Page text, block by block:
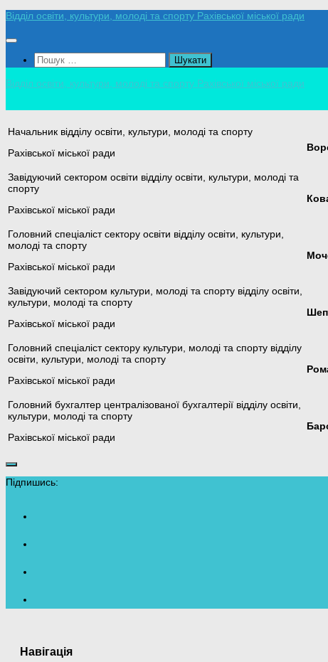
Skip
content
Відділ освіти, культури, молоді та спорту Рахівської міської ради
Пошук:
Відділ освіти, культури, молоді та спорту Рахівської міської ради
Начальник відділу освіти, культури, молоді та спорту
Рахівської міської ради
Завідуючий сектором освіти відділу освіти, культури, молоді та
спорту
Рахівської міської ради
Головний спеціаліст сектору освіти відділу освіти, культури,
молоді та спорту
Рахівської міської ради
Завідуючий сектором культури, молоді та спорту відділу освіти,
культури, молоді та спорту
Рахівської міської ради
Головний спеціаліст сектору культури, молоді та спорту відділу
освіти, культури, молоді та спорту
Рахівської міської ради
Головний бухгалтер централізованої бухгалтерії відділу освіти,
культури, молоді та спорту
Рахівської міської ради
Підпишись:
Навігація